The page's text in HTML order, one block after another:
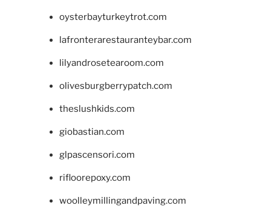
oysterbayturkeytrot.com
lafronterarestauranteybar.com
lilyandrosetearoom.com
olivesburgberrypatch.com
theslushkids.com
giobastian.com
glpascensori.com
rifloorepoxy.com
woolleymillingandpaving.com